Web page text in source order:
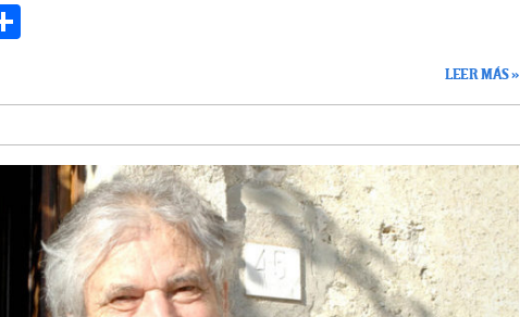
ar
tir
LEER MÁS »